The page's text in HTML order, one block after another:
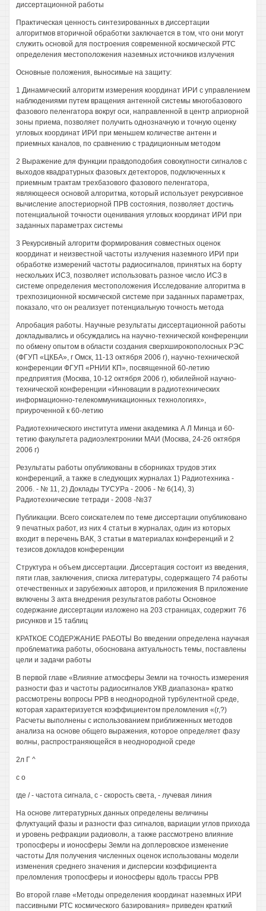
диссертационной работы
Практическая ценность синтезированных в диссертации
алгоритмов вторичной обработки заключается в том, что они могут
служить основой для построения современной космической РТС
определения местоположения наземных источников излучения
Основные положения, выносимые на защиту:
1 Динамический алгоритм измерения координат ИРИ с управлением
наблюдениями путем вращения антенной системы многобазового
фазового пеленгатора вокруг оси, направленной в центр априорной
зоны приема, позволяет получить однозначную и точную оценку
угловых координат ИРИ при меньшем количестве антенн и
приемных каналов, по сравнению с традиционным методом
2 Выражение для функции правдоподобия совокупности сигналов с
выходов квадратурных фазовьгх детекторов, подключенных к
приемным трактам трехбазового фазового пеленгатора,
являющееся основой алгоритма, который использует рекурсивное
вычисление апостериорной ПРВ состояния, позволяет достичь
потенциальной точности оценивания угловых координат ИРИ при
заданных параметрах системы
3 Рекурсивный алгоритм формирования совместных оценок
координат и неизвестной частоты излучения наземного ИРИ при
обработке измерений частоты радиосигналов, принятых на борту
нескольких ИСЗ, позволяет использовать разное число ИСЗ в
системе определения местоположения Исследование алгоритма в
трехпозиционной космической системе при заданных параметрах,
показало, что он реализует потенциальную точность метода
Апробация работы. Научные результаты диссертационной работы
докладывались и обсуждались на научно-технической конференции
по обмену опытом в области создания сверхширокополосных РЭС
(ФГУП «ЦКБА», г Омск, 11-13 октября 2006 г), научно-технической
конференции ФГУП «РНИИ КП», посвященной 60-летию
предприятия (Москва, 10-12 октября 2006 г), юбилейной научно-
технической конференции «Инновации в радиотехнических
информационно-телекоммуникационных технологиях»,
приуроченной к 60-летию
Радиотехнического института имени академика А Л Минца и 60-
тетию факультета радиоэлектроники МАИ (Москва, 24-26 октября
2006 г)
Результаты работы опубликованы в сборниках трудов этих
конференций, а также в следующих журналах 1) Радиотехника -
2006. - № 11, 2) Доклады ТУСУРа - 2006 - № 6(14), 3)
Радиотехнические тетради - 2008 -№37
Публикации. Всего соискателем по теме диссертации опубликовано
9 печатных работ, из них 4 статьи в журналах, один из которых
входит в перечень ВАК, 3 статьи в материалах конференций и 2
тезисов докладов конференции
Структура н объем диссертации. Диссертация состоит из введения,
пяти глав, заключения, списка литературы, содержащего 74 работы
отечественных и зарубежных авторов, и приложения В приложение
включены 3 акта внедрения результатов работы Основное
содержание диссертации изложено на 203 страницах, содержит 76
рисунков и 15 таблиц
КРАТКОЕ СОДЕРЖАНИЕ РАБОТЫ Во введении определена научная
проблематика работы, обоснована актуальность темы, поставлены
цели и задачи работы
В первой главе «Влияние атмосферы Земли на точность измерения
разности фаз и частоты радиосигналов УКВ диапазона» кратко
рассмотрены вопросы РРВ в неоднородной турбулентной среде,
которая характеризуется коэффициентом преломления «(г,?)
Расчеты выполнены с использованием приближенных методов
анализа на основе общего выражения, которое определяет фазу
волны, распространяющейся в неоднородной среде
2л Г ^
с о
где / - частота сигнала, с - скорость света, - лучевая линия
На основе литературных данных определены величины
флуктуаций фазы и разности фаз сигналов, вариации углов прихода
и уровень рефракции радиоволн, а также рассмотрено влияние
тропосферы и ионосферы Земли на доплеровское изменение
частоты Для получения численных оценок использованы модели
изменения среднего значения и дисперсии коэффициента
преломления тропосферы и ионосферы вдоль трассы РРВ
Во второй главе «Методы определения координат наземных ИРИ
пассивными РТС космического базирования» приведен краткий